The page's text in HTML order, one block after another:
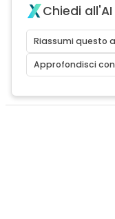
Chiedi all'AI
Riassumi questo
Approfondisci